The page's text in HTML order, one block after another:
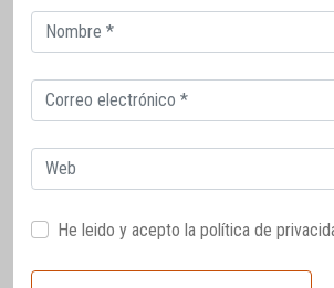
Correo
electrónico
Correo
electrónico
Web
He leido y acepto la política de